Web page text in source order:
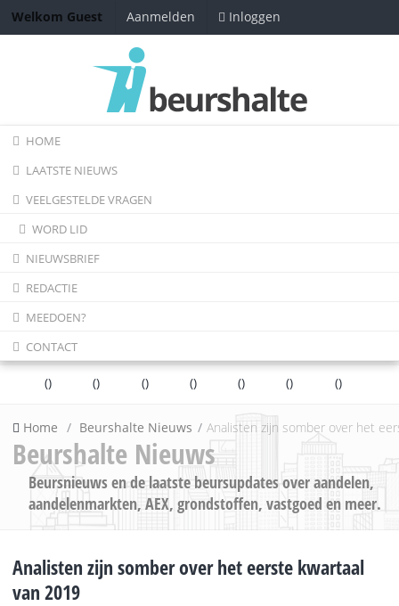
Welkom Guest Aanmelden Inloggen
HOME
LAATSTE NIEUWS
VEELGESTELDE VRAGEN
WORD LID
NIEUWSBRIEF
REDACTIE
MEEDOEN?
CONTACT
Home Beurshalte Nieuws Analisten zijn somber over het
Beurshalte Nieuws
Beursnieuws en de laatste beursupdates over aandelen,
aandelenmarkten, AEX, grondstoffen, vastgoed en meer.
Analisten zijn somber over het eerste kwartaal
van 2019